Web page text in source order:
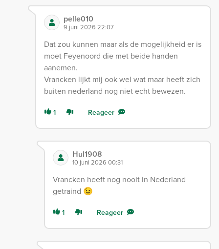
pelle010
9 juni 2026 22:07
Dat zou kunnen maar als de mogelijkheid er is
moet Feyenoord die met beide handen
aanemen.
Vrancken lijkt mij ook wel wat maar heeft zich
buiten nederland nog niet echt bewezen.
1 Reageer
Hul1908
10 juni 2026 00:31
Vrancken heeft nog nooit in Nederland
getraind 😉
1 Reageer